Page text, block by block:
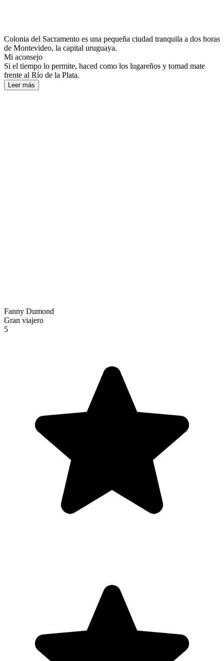
Colonia del Sacramento es una pequeña ciudad tranquila a dos horas
de Montevideo, la capital uruguaya.
Mi aconsejo
Si el tiempo lo permite, haced como los lugareños y tomad mate
frente al Río de la Plata.
Leer más
Fanny Dumond
Gran viajero
5